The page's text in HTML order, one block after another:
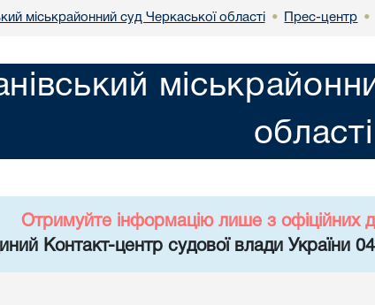
міськрайонний суд Черкаської області • Прес-центр •
області
Отримуйте інформацію лише з офіційних
Контакт-центр судової влади України